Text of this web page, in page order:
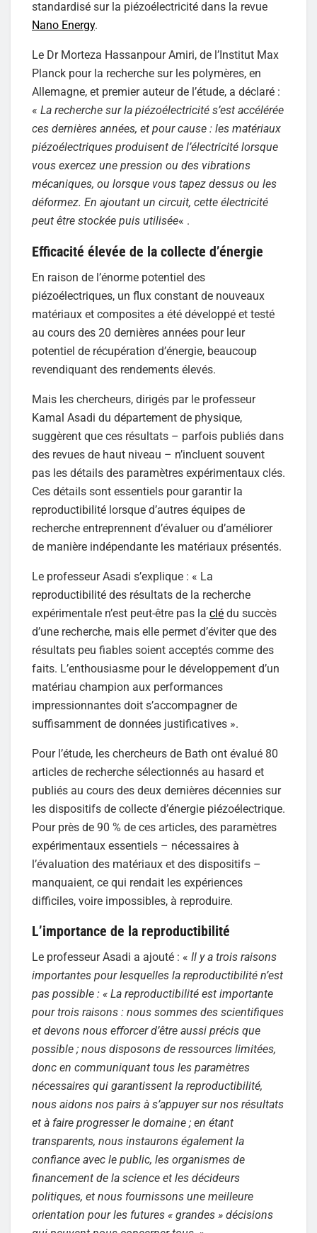
standardisé sur la piézoélectricité dans la revue
Nano Energy.
Le Dr Morteza Hassanpour Amiri, de l’Institut Max
Planck pour la recherche sur les polymères, en
Allemagne, et premier auteur de l’étude, a déclaré :
« La recherche sur la piézoélectricité s’est accélérée
ces dernières années, et pour cause : les matériaux
piézoélectriques produisent de l’électricité lorsque
vous exercez une pression ou des vibrations
mécaniques, ou lorsque vous tapez dessus ou les
déformez. En ajoutant un circuit, cette électricité
peut être stockée puis utilisée« .
Efficacité élevée de la collecte d’énergie
En raison de l’énorme potentiel des
piézoélectriques, un flux constant de nouveaux
matériaux et composites a été développé et testé
au cours des 20 dernières années pour leur
potentiel de récupération d’énergie, beaucoup
revendiquant des rendements élevés.
Mais les chercheurs, dirigés par le professeur
Kamal Asadi du département de physique,
suggèrent que ces résultats – parfois publiés dans
des revues de haut niveau – n’incluent souvent
pas les détails des paramètres expérimentaux clés.
Ces détails sont essentiels pour garantir la
reproductibilité lorsque d’autres équipes de
recherche entreprennent d’évaluer ou d’améliorer
de manière indépendante les matériaux présentés.
Le professeur Asadi s’explique : « La
reproductibilité des résultats de la recherche
expérimentale n’est peut-être pas la clé du succès
d’une recherche, mais elle permet d’éviter que des
résultats peu fiables soient acceptés comme des
faits. L’enthousiasme pour le développement d’un
matériau champion aux performances
impressionnantes doit s’accompagner de
suffisamment de données justificatives ».
Pour l’étude, les chercheurs de Bath ont évalué 80
articles de recherche sélectionnés au hasard et
publiés au cours des deux dernières décennies sur
les dispositifs de collecte d’énergie piézoélectrique.
Pour près de 90 % de ces articles, des paramètres
expérimentaux essentiels – nécessaires à
l’évaluation des matériaux et des dispositifs –
manquaient, ce qui rendait les expériences
difficiles, voire impossibles, à reproduire.
L’importance de la reproductibilité
Le professeur Asadi a ajouté : « Il y a trois raisons
importantes pour lesquelles la reproductibilité n’est
pas possible : « La reproductibilité est importante
pour trois raisons : nous sommes des scientifiques
et devons nous efforcer d’être aussi précis que
possible ; nous disposons de ressources limitées,
donc en communiquant tous les paramètres
nécessaires qui garantissent la reproductibilité,
nous aidons nos pairs à s’appuyer sur nos résultats
et à faire progresser le domaine ; en étant
transparents, nous instaurons également la
confiance avec le public, les organismes de
financement de la science et les décideurs
politiques, et nous fournissons une meilleure
orientation pour les futures « grandes » décisions